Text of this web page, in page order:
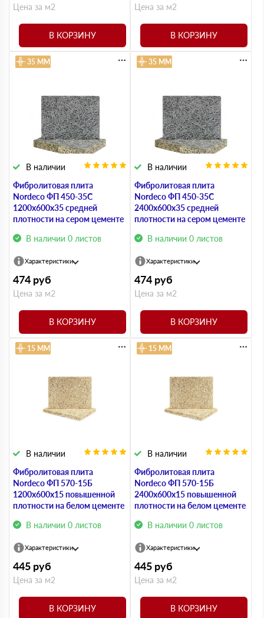
Цена за м2
В КОРЗИНУ
Цена за м2
В КОРЗИНУ
Фибролитовая плита
Nordeco ФП 450-35С
1200х600х35 средней
плотности на сером цементе
В наличии 0 листов
В наличии
35 ММ
Характеристики
474 руб
Цена за м2
В КОРЗИНУ
Фибролитовая плита
Nordeco ФП 450-35С
2400х600х35 средней
плотности на сером цементе
В наличии 0 листов
В наличии
35 ММ
Характеристики
474 руб
Цена за м2
В КОРЗИНУ
Фибролитовая плита
Nordeco ФП 570-15Б
1200х600х15 повышенной
плотности на белом цементе
В наличии 0 листов
В наличии
15 ММ
Характеристики
445 руб
Цена за м2
В КОРЗИНУ
Фибролитовая плита
Nordeco ФП 570-15Б
2400х600х15 повышенной
плотности на белом цементе
В наличии 0 листов
В наличии
15 ММ
Характеристики
445 руб
Цена за м2
В КОРЗИНУ